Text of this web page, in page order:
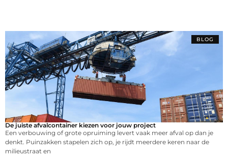
BLOG
De juiste afvalcontainer kiezen voor jouw project
Een verbouwing of grote opruiming levert vaak meer afval op dan je
denkt. Puinzakken stapelen zich op, je rijdt meerdere keren naar de
milieustraat en